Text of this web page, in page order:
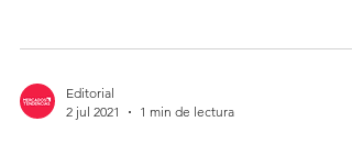
Editorial
2 jul 2021
1 min de lectura